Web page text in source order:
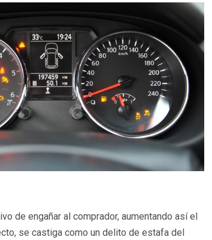
de engañar al comprador, aumentando así el
se castiga como un delito de estafa del